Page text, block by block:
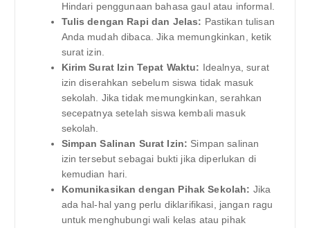
Hindari penggunaan bahasa gaul atau informal.
Tulis dengan Rapi dan Jelas: Pastikan tulisan
Anda mudah dibaca. Jika memungkinkan, ketik
surat izin.
Kirim Surat Izin Tepat Waktu: Idealnya, surat
izin diserahkan sebelum siswa tidak masuk
sekolah. Jika tidak memungkinkan, serahkan
secepatnya setelah siswa kembali masuk
sekolah.
Simpan Salinan Surat Izin: Simpan salinan
izin tersebut sebagai bukti jika diperlukan di
kemudian hari.
Komunikasikan dengan Pihak Sekolah: Jika
ada hal-hal yang perlu diklarifikasi, jangan ragu
untuk menghubungi wali kelas atau pihak